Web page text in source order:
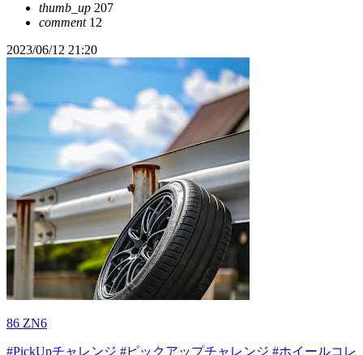
thumb_up 207
comment12
2023/06/12 21:20
86 ZN6
#PickUpチャレンジ #ピックアップチャレンジ #ホイールコレ